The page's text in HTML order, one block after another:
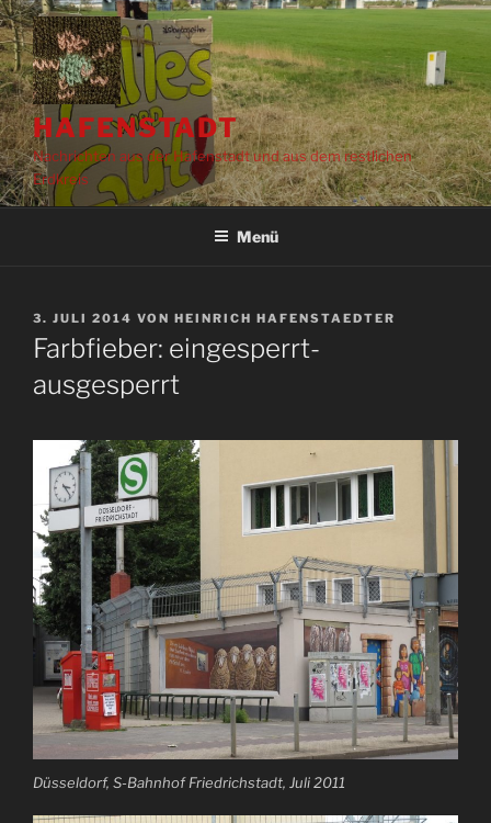
Zum
Inhalt
springen
HAFENSTADT
Nachrichten aus der Hafenstadt und aus dem restlichen
Erdkreis
Menü
VERÖFFENTLICHT
AM
3. JULI 2014 VON HEINRICH HAFENSTAEDTER
Farbfieber: eingesperrt-
ausgesperrt
Düsseldorf, S-Bahnhof Friedrichstadt, Juli 2011